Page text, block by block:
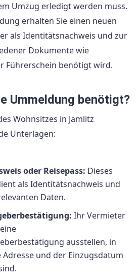
Umzug erledigt werden muss.
erhalten Sie einen neuen
als Identitätsnachweis und zur
Dokumente wie
Führerschein benötigt wird.
Ummeldung benötigt?
Wohnsitzes in Jamlitz
Unterlagen:
oder Reisepass: Dieses
als Identitätsnachweis und
Daten.
Ihr Vermieter
ausstellen, in
Adresse und der Einzugsdatum